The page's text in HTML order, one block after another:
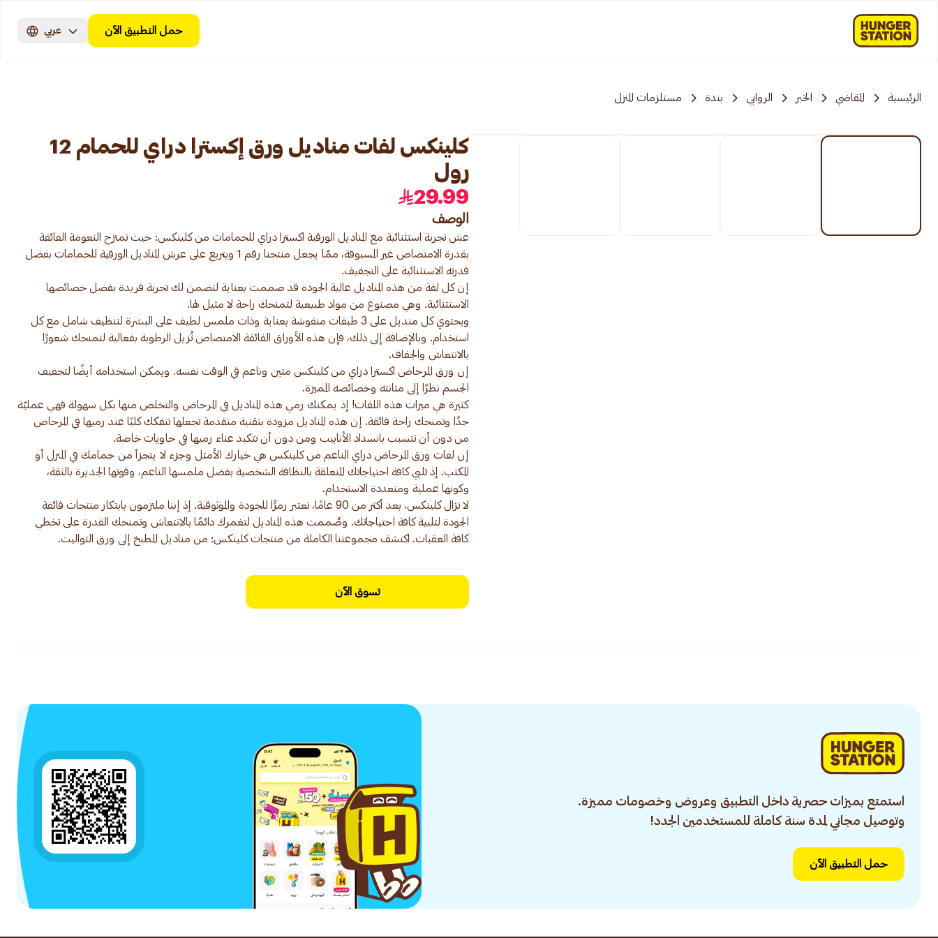
حمل التطبيق الآن عربي
الرئيسية المقاضي الخبر الروابي بندة مستلزمات المنزل
كلينكس لفات مناديل ورق إكسترا دراي للحمام 12
رول
29.99
الوصف
عش تجربة استثنائية مع المناديل الورقية اكسترا دراي للحمامات من كلينكس: حيث تمتزج النعومة الفائقة
بقدرة الامتصاص غير المسبوقة، ممّا يجعل منتجنا رقم 1 ويتربع على عرش المناديل الورقية للحمامات بفضل
إن كل لفة من هذه المناديل عالية الجودة قد صممت بعناية لتضمن لك تجربة فريدة بفضل خصائصها
ويحتوي كل منديل على 3 طبقات منقوشة بعناية وذات ملمس لطيف على البشرة لتنظيف شامل مع كل
استخدام. وبالإضافة إلى ذلك، فإن هذه الأوراق الفائقة الامتصاص تُزيل الرطوبة بفعالية لتمنحك شعورًا
إن ورق المرحاض اكسترا دراي من كلينكس متين وناعم في الوقت نفسه. ويمكن استخدامه أيضًا لتجفيف
كثيرة هي ميزات هذه اللفات! إذ يمكنك رمي هذه المناديل في المرحاض والتخلص منها بكل سهولة فهي عمليّة
جدًا وتمنحك راحة فائقة. إن هذه المناديل مزودة بتقنية متقدمة تجعلها تتفكك كليًا عند رميها في المرحاض
إن لفات ورق المرحاض دراي الناعم من كلينكس هي خيارك الأمثل وجزء لا يتجزأ من حمامك في المنزل أو
المكتب. إذ تلبي كافة احتياجاتك المتعلقة بالنظافة الشخصية بفضل ملمسها الناعم، وقوتها الجديرة بالثقة،
لا تزال كلينكس، بعد أكثر من 90 عامًا، تعتبر رمزًا للجودة والموثوقية. إذ إننا ملتزمون بابتكار منتجات فائقة
الجودة لتلبية كافة احتياجاتك. وصُممت هذه المناديل لتغمرك دائمًا بالانتعاش وتمنحك القدرة على تخطي
كافة العقبات. اكتشف مجموعتنا الكاملة من منتجات كلينكس: من مناديل المطبخ إلى ورق التواليت.
تسوق الآن
استمتع بميزات حصرية داخل التطبيق وعروض وخصومات مميزة.
وتوصيل مجاني لمدة سنة كاملة للمستخدمين الجدد!
حمل التطبيق الآن